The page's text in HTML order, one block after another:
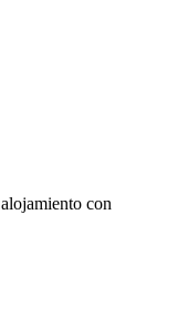
con